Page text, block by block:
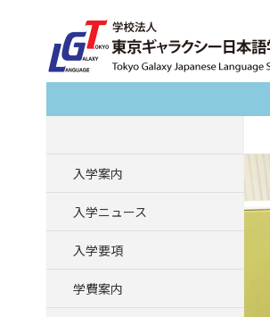
入学案内
入学ニュース
入学要項
学費案内